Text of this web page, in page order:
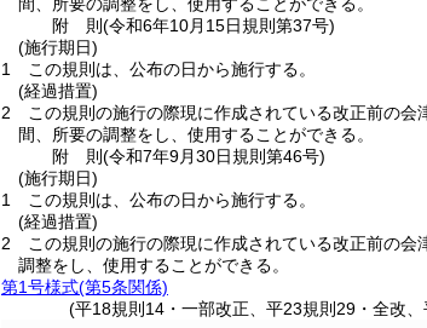
附 則(令和6年10月15日規則第37号)
(施行期日)
1
この規則は、公布の日から施行する。
(経過措置)
2
この規則の施行の際現に作成されている改正前の
間、所要の調整をし、使用することができる。
附 則(令和7年9月30日規則第46号)
(施行期日)
1
この規則は、公布の日から施行する。
(経過措置)
2
この規則の施行の際現に作成されている改正前の
調整をし、使用することができる。
第1号様式(第5条関係)
(平18規則14・一部改正、平23規則29・全改